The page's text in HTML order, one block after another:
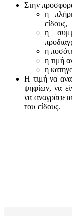
Στην
η
είδους,
η
η
η τιμή
η
Η τιμή να
ψηφίων, να
να
του είδους.